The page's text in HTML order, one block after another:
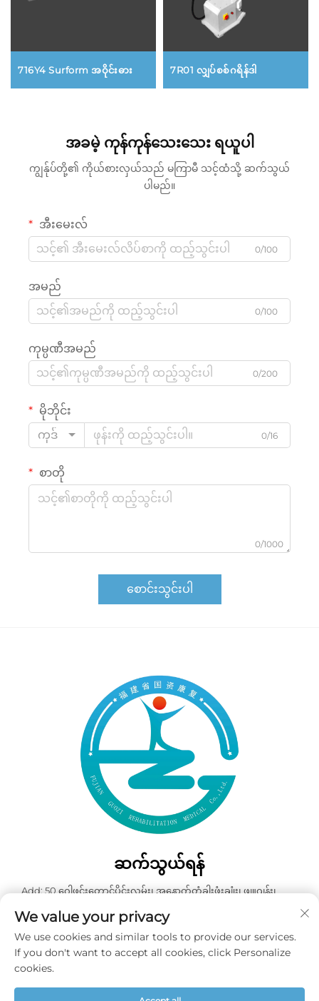
716Y4 Surform အဝိုင်းဓား 7R01 လျှပ်စစ်ဂရိန်ဒါ
အခမဲ့ ကုန်ကုန်သေးသေး ရယူပါ
ကျွန်ုပ်တို့၏ ကိုယ်စားလှယ်သည် မကြာမီ သင့်ထံသို့ ဆက်သွယ်
ပါမည်။
အီးမေးလ်
0/100
အမည်
0/100
ကုမ္ပဏီအမည်
0/200
မိုဘိုင်း
ကုဒ်
0/16
စာတို
0/1000
စောင်းသွင်းပါ
ဆက်သွယ်ရန်
Add: 50 ဂေါဖင်းတောင်ပိုင်းလမ်း၊ အနောက်တံခါးဖုံးချုံး၊ ဖျူဂျန်း၊
+86-19859128239
အီးမေးလ်:[email protected]
We value your privacy
We use cookies and similar tools to provide our services.
If you don't want to accept all cookies, click Personalize
cookies.